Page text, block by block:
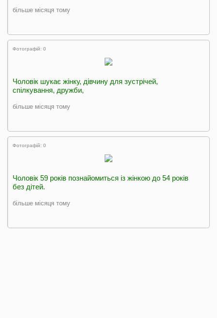
більше місяця тому
Фотографій: 0
Чоловік шукає жінку, дівчину для зустрічей,
спілкування, дружби,
більше місяця тому
Фотографій: 0
Чоловік 59 років познайомиться із жінкою до 54 років
без дітей.
більше місяця тому